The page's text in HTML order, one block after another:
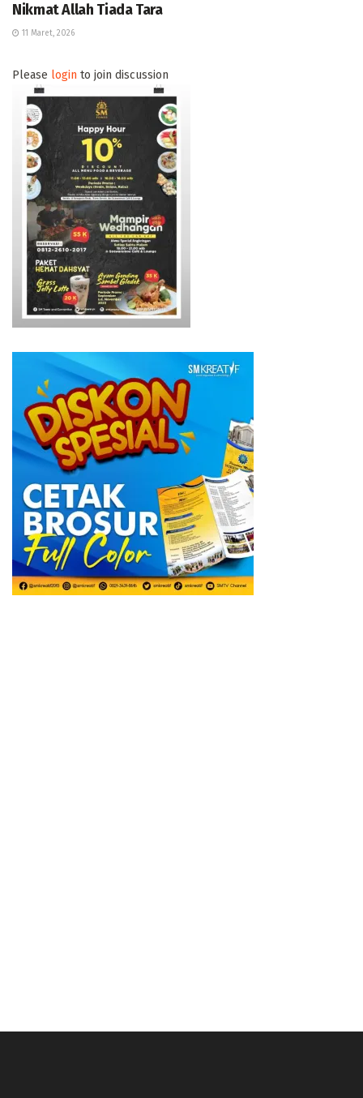
Nikmat Allah Tiada Tara
11 Maret, 2026
Please login to join discussion